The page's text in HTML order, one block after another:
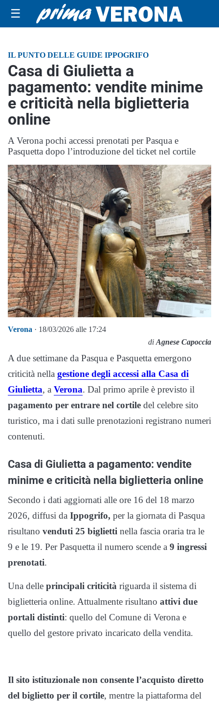
☰
IL PUNTO DELLE GUIDE IPPOGRIFO
Casa di Giulietta a
pagamento: vendite minime
e criticità nella biglietteria
online
A Verona pochi accessi prenotati per Pasqua e
Pasquetta dopo l’introduzione del ticket nel cortile
Verona · 18/03/2026 alle 17:24
di Agnese Capoccia
A due settimane da Pasqua e Pasquetta emergono
criticità nella gestione degli accessi alla Casa di
Giulietta, a Verona. Dal primo aprile è previsto il
pagamento per entrare nel cortile del celebre sito
turistico, ma i dati sulle prenotazioni registrano numeri
contenuti.
Casa di Giulietta a pagamento: vendite
minime e criticità nella biglietteria online
Secondo i dati aggiornati alle ore 16 del 18 marzo
2026, diffusi da Ippogrifo, per la giornata di Pasqua
risultano venduti 25 biglietti nella fascia oraria tra le
9 e le 19. Per Pasquetta il numero scende a 9 ingressi
prenotati.
Una delle principali criticità riguarda il sistema di
biglietteria online. Attualmente risultano attivi due
portali distinti: quello del Comune di Verona e
quello del gestore privato incaricato della vendita.
Il sito istituzionale non consente l’acquisto diretto
del biglietto per il cortile, mentre la piattaforma del